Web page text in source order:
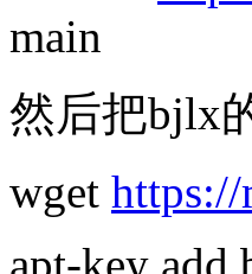
main
然后把bjlx
wget
apt-key add